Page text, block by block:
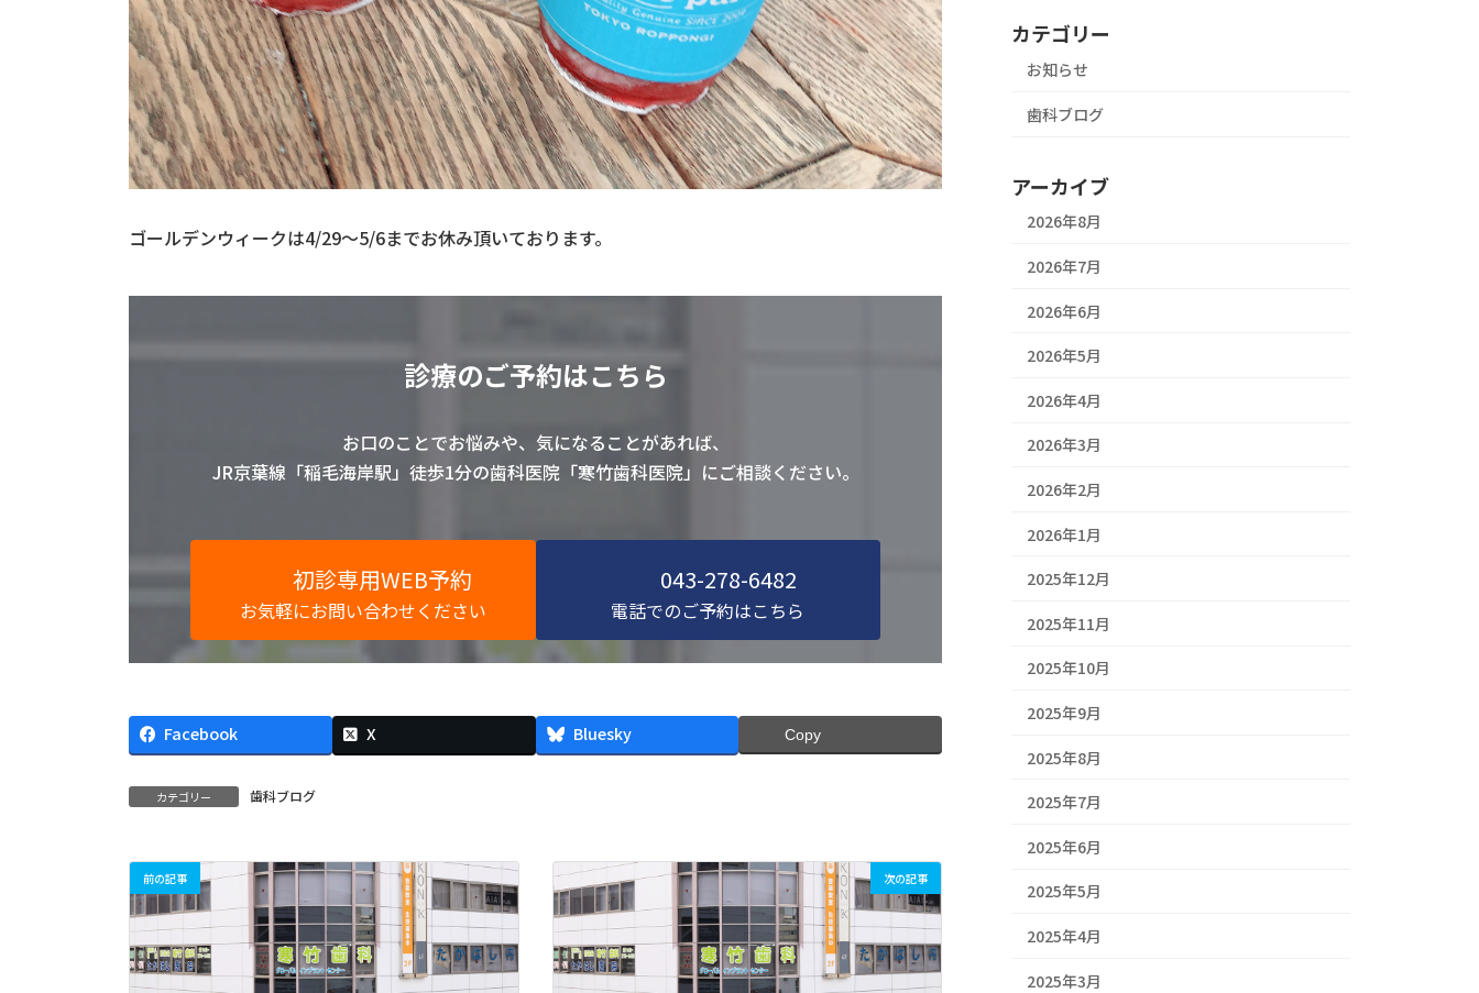
ゴールデンウィークは4/29〜5/6までお休み頂いております。
診療のご予約はこちら
お口のことでお悩みや、気になることがあれば、
JR京葉線「稲毛海岸駅」徒歩1分の歯科医院「寒竹歯科医院」にご相談ください。
初診専用WEB予約
お気軽にお問い合わせください
043-278-6482
電話でのご予約はこちら
Facebook X Bluesky Copy
カテゴリー 歯科ブログ
前の記事 次の記事
カテゴリー
お知らせ
歯科ブログ
アーカイブ
2026年8月
2026年7月
2026年6月
2026年5月
2026年4月
2026年3月
2026年2月
2026年1月
2025年12月
2025年11月
2025年10月
2025年9月
2025年8月
2025年7月
2025年6月
2025年5月
2025年4月
2025年3月